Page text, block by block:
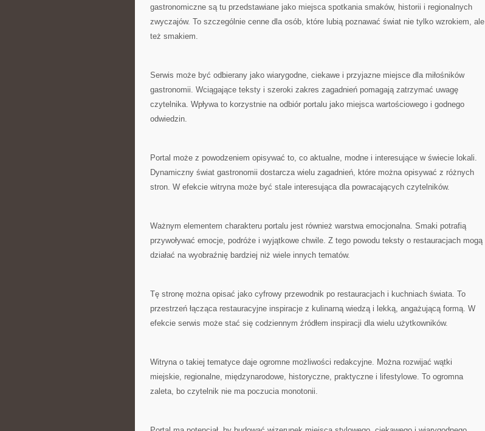
gastronomiczne są tu przedstawiane jako miejsca spotkania smaków, historii i regionalnych
zwyczajów. To szczególnie cenne dla osób, które lubią poznawać świat nie tylko wzrokiem, ale
też smakiem.
Serwis może być odbierany jako wiarygodne, ciekawe i przyjazne miejsce dla miłośników
gastronomii. Wciągające teksty i szeroki zakres zagadnień pomagają zatrzymać uwagę
czytelnika. Wpływa to korzystnie na odbiór portalu jako miejsca wartościowego i godnego
odwiedzin.
Portal może z powodzeniem opisywać to, co aktualne, modne i interesujące w świecie lokali.
Dynamiczny świat gastronomii dostarcza wielu zagadnień, które można opisywać z różnych
stron. W efekcie witryna może być stale interesująca dla powracających czytelników.
Ważnym elementem charakteru portalu jest również warstwa emocjonalna. Smaki potrafią
przywoływać emocje, podróże i wyjątkowe chwile. Z tego powodu teksty o restauracjach mogą
działać na wyobraźnię bardziej niż wiele innych tematów.
Tę stronę można opisać jako cyfrowy przewodnik po restauracjach i kuchniach świata. To
przestrzeń łącząca restauracyjne inspiracje z kulinarną wiedzą i lekką, angażującą formą. W
efekcie serwis może stać się codziennym źródłem inspiracji dla wielu użytkowników.
Witryna o takiej tematyce daje ogromne możliwości redakcyjne. Można rozwijać wątki
miejskie, regionalne, międzynarodowe, historyczne, praktyczne i lifestylowe. To ogromna
zaleta, bo czytelnik nie ma poczucia monotonii.